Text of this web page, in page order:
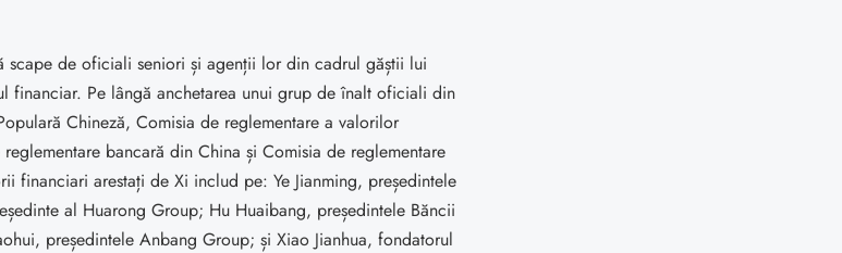
scape de oficiali seniori și agenții lor din cadrul găștii lui
financiar. Pe lângă anchetarea unui grup de înalt oficiali din
Chineză, Comisia de reglementare a valorilor
bancară din China și Comisia de reglementare
financiari arestați de Xi includ pe: Ye Jianming, președintele
al Huarong Group; Hu Huaibang, președintele Băncii
președintele Anbang Group; și Xiao Jianhua, fondatorul